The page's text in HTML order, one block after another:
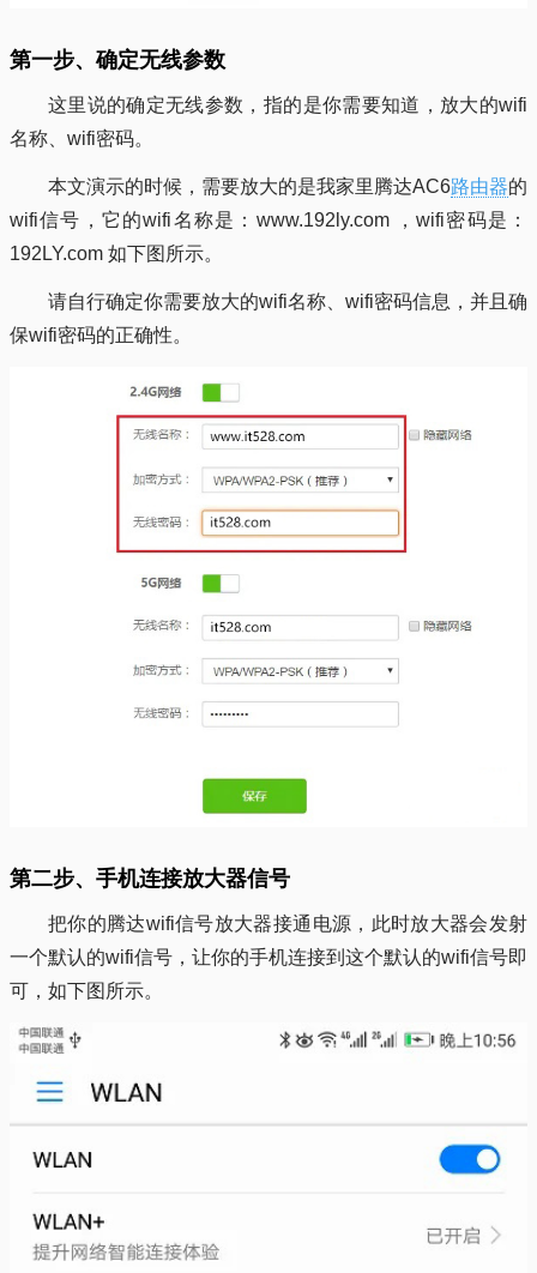
第一步、确定无线参数
这里说的确定无线参数，指的是你需要知道，放大的wifi
名称、wifi密码。
本文演示的时候，需要放大的是我家里腾达AC6路由器的
wifi信号，它的wifi名称是：www.192ly.com ，wifi密码是：
192LY.com 如下图所示。
请自行确定你需要放大的wifi名称、wifi密码信息，并且确
保wifi密码的正确性。
第二步、手机连接放大器信号
把你的腾达wifi信号放大器接通电源，此时放大器会发射
一个默认的wifi信号，让你的手机连接到这个默认的wifi信号即
可，如下图所示。